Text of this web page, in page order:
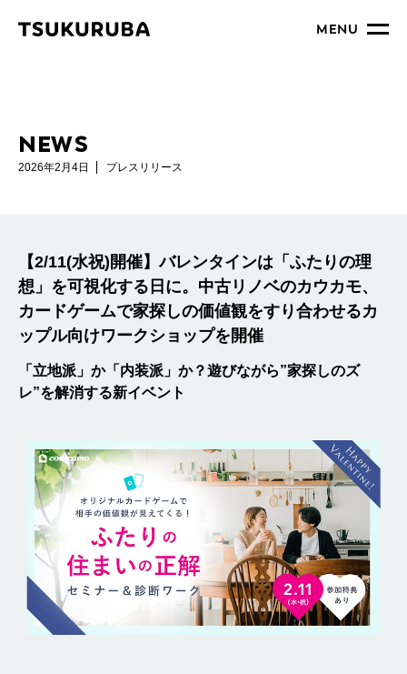
MENU
NEWS
2026年2月4日 プレスリリース
【2/11(水祝)開催】バレンタインは「ふたりの理
想」を可視化する日に。中古リノベのカウカモ、
カードゲームで家探しの価値観をすり合わせるカ
ップル向けワークショップを開催
「立地派」か「内装派」か？遊びながら”家探しのズ
レ”を解消する新イベント